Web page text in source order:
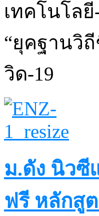
เทคโนโล
“ยุคฐานวิ
วิด-19
ม.ดัง นิวซี
ฟรี หลักสู